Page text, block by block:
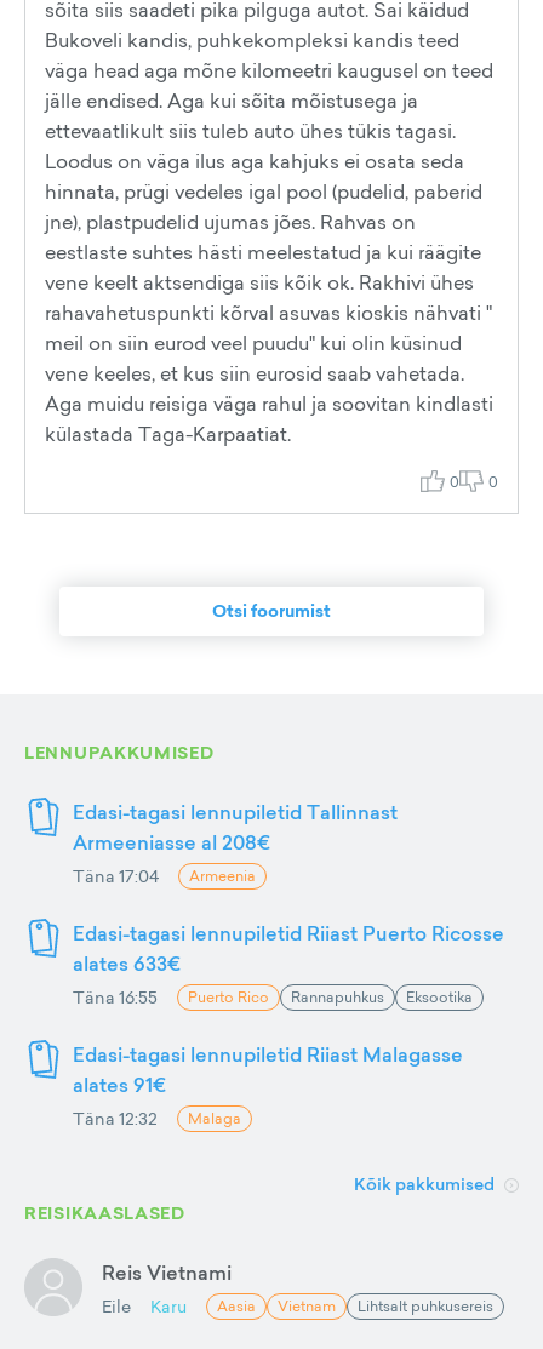
sõita siis saadeti pika pilguga autot. Sai käidud
Bukoveli kandis, puhkekompleksi kandis teed
väga head aga mõne kilomeetri kaugusel on teed
jälle endised. Aga kui sõita mõistusega ja
ettevaatlikult siis tuleb auto ühes tükis tagasi.
Loodus on väga ilus aga kahjuks ei osata seda
hinnata, prügi vedeles igal pool (pudelid, paberid
jne), plastpudelid ujumas jões. Rahvas on
eestlaste suhtes hästi meelestatud ja kui räägite
vene keelt aktsendiga siis kõik ok. Rakhivi ühes
rahavahetuspunkti kõrval asuvas kioskis nähvati "
meil on siin eurod veel puudu" kui olin küsinud
vene keeles, et kus siin eurosid saab vahetada.
Aga muidu reisiga väga rahul ja soovitan kindlasti
külastada Taga-Karpaatiat.
0 0
Otsi foorumist
LENNUPAKKUMISED
Edasi-tagasi lennupiletid Tallinnast
Armeeniasse al 208€
Täna 17:04 Armeenia
Edasi-tagasi lennupiletid Riiast Puerto Ricosse
alates 633€
Täna 16:55 Puerto Rico Rannapuhkus Eksootika
Edasi-tagasi lennupiletid Riiast Malagasse
alates 91€
Täna 12:32 Malaga
Kõik pakkumised
REISIKAASLASED
Reis Vietnami
Eile Karu Aasia Vietnam Lihtsalt puhkusereis